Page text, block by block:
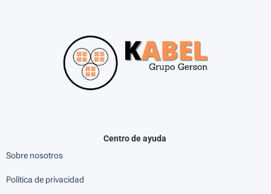
Centro de ayuda
Sobre nosotros
Política de privacidad